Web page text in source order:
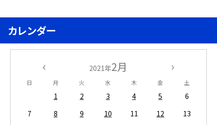
カレンダー
2021年2月
日 月 火 水 木 金 土
1 2 3 4 5
6
7
8 9 10 11 12
13